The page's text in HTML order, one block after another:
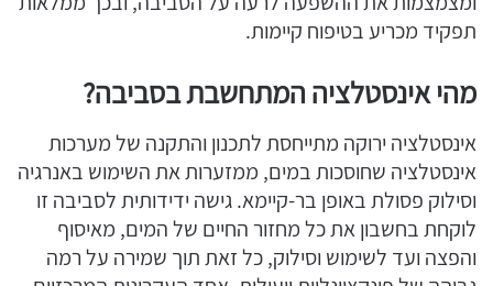
תפקיד מכריע בטיפוח קיימות.
מהי אינסטלציה המתחשבת בסביבה?
אינסטלציה ירוקה מתייחסת לתכנון והתקנה של מערכות
אינסטלציה שחוסכות במים, ממזערות את השימוש באנרגיה
וסילוק פסולת באופן בר-קיימא. גישה ידידותית לסביבה זו
לוקחת בחשבון את כל מחזור החיים של המים, מאיסוף
והפצה ועד לשימוש וסילוק, כל זאת תוך שמירה על רמה